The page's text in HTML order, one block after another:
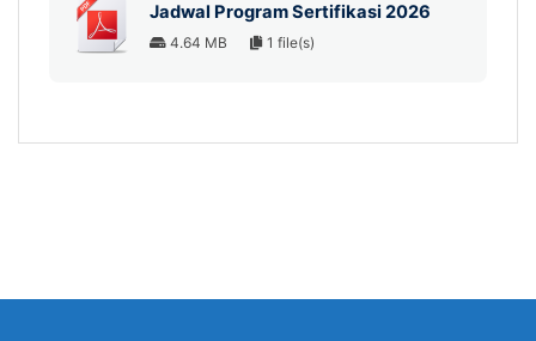
Jadwal Program Sertifikasi 2026
4.64 MB 1 file(s)